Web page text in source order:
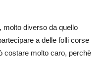
molto diverso da quello
a delle folli corse
costare molto caro, perchè